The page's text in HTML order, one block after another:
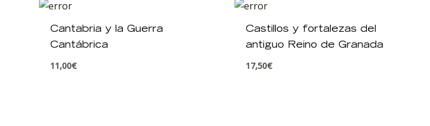
Cantabria y la Guerra
Cantábrica
11,00€
Castillos y fortalezas del
antiguo Reino de Granada
17,50€